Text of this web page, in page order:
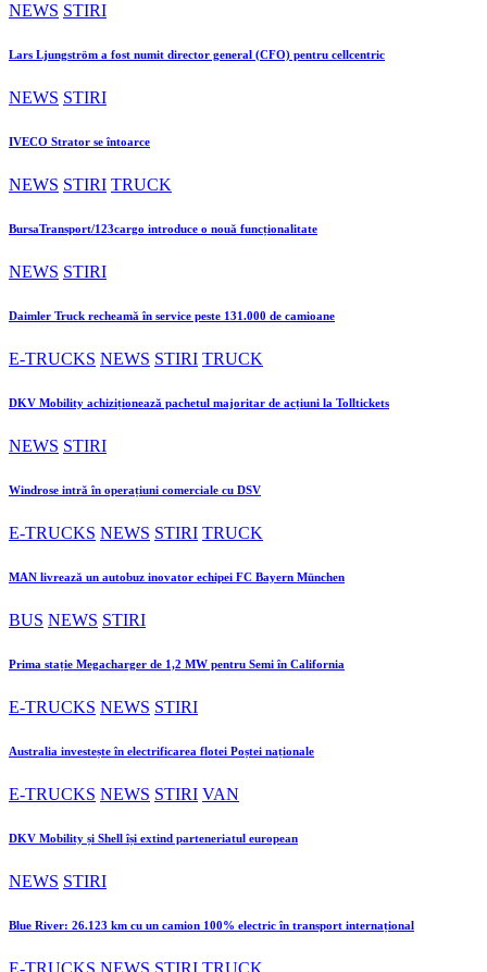
NEWS STIRI
Lars Ljungström a fost numit director general (CFO) pentru cellcentric
NEWS STIRI
IVECO Strator se întoarce
NEWS STIRI TRUCK
BursaTransport/123cargo introduce o nouă funcționalitate
NEWS STIRI
Daimler Truck recheamă în service peste 131.000 de camioane
E-TRUCKS NEWS STIRI TRUCK
DKV Mobility achiziționează pachetul majoritar de acțiuni la Tolltickets
NEWS STIRI
Windrose intră în operațiuni comerciale cu DSV
E-TRUCKS NEWS STIRI TRUCK
MAN livrează un autobuz inovator echipei FC Bayern München
BUS NEWS STIRI
Prima stație Megacharger de 1,2 MW pentru Semi în California
E-TRUCKS NEWS STIRI
Australia investește în electrificarea flotei Poștei naționale
E-TRUCKS NEWS STIRI VAN
DKV Mobility și Shell își extind parteneriatul european
NEWS STIRI
Blue River: 26.123 km cu un camion 100% electric în transport internațional
E-TRUCKS NEWS STIRI TRUCK